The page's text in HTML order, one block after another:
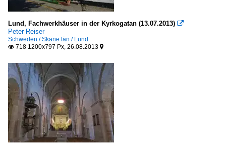
Schweden
Brunnen, Denkmäler etc.
Denkmäler
Europa
2010
2013
2018
Lund, Fachwerkhäuser in der Kyrkogatan (13.07.2013) 
Peter Reiser
Schweden / Skane län / Lund
 718 1200x797 Px, 26.08.2013 